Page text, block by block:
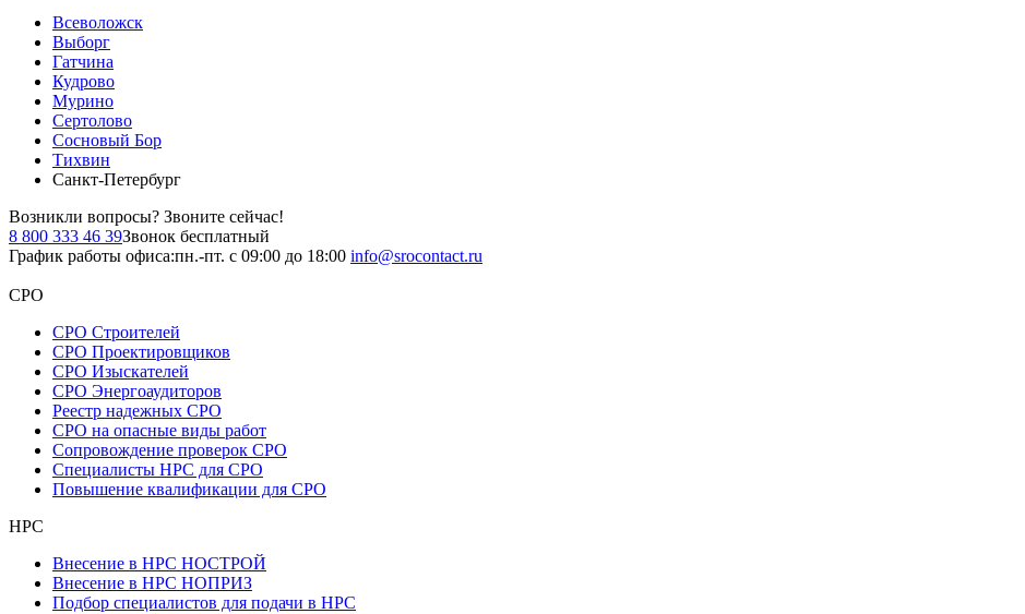
Всеволожск
Выборг
Гатчина
Кудрово
Мурино
Сертолово
Сосновый Бор
Тихвин
Санкт-Петербург
Возникли вопросы? Звоните сейчас!
8 800 333 46 39Звонок бесплатный
График работы офиса:пн.-пт. с 09:00 до 18:00 info@srocontact.ru
СРО
СРО Строителей
СРО Проектировщиков
СРО Изыскателей
СРО Энергоаудиторов
Реестр надежных СРО
СРО на опасные виды работ
Сопровождение проверок СРО
Специалисты НРС для СРО
Повышение квалификации для СРО
НРС
Внесение в НРС НОСТРОЙ
Внесение в НРС НОПРИЗ
Подбор специалистов для подачи в НРС